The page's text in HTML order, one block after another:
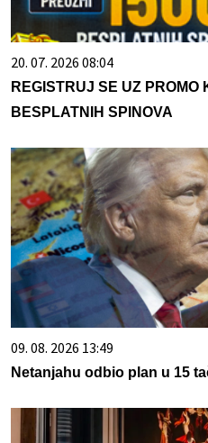
20. 07. 2026 08:04
REGISTRUJ SE UZ
BESPLATNIH SPINOVA
09. 08. 2026 13:49
Netanjahu odbio plan u 15